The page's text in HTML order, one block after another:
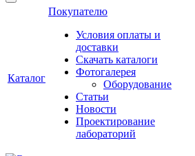
Каталог
Покупателю
Условия оплаты и
доставки
Скачать каталоги
Фотогалерея
Оборудование
Статьи
Новости
Проектирование
лабораторий